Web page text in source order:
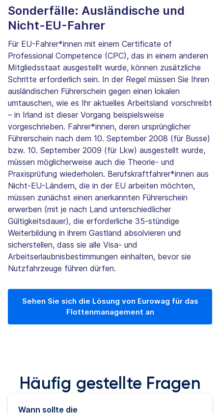
Sonderfälle: Ausländische und
Nicht-EU-Fahrer
Für EU-Fahrer*innen mit einem Certificate of
Professional Competence (CPC), das in einem anderen
Mitgliedsstaat ausgestellt wurde, können zusätzliche
Schritte erforderlich sein. In der Regel müssen Sie Ihren
ausländischen Führerschein gegen einen lokalen
umtauschen, wie es Ihr aktuelles Arbeitsland vorschreibt
– in Irland ist dieser Vorgang beispielsweise
vorgeschrieben. Fahrer*innen, deren ursprünglicher
Führerschein nach dem 10. September 2008 (für Busse)
bzw. 10. September 2009 (für Lkw) ausgestellt wurde,
müssen möglicherweise auch die Theorie- und
Praxisprüfung wiederholen. Berufskraftfahrer*innen aus
Nicht-EU-Ländern, die in der EU arbeiten möchten,
müssen zunächst einen anerkannten Führerschein
erwerben (mit je nach Land unterschiedlicher
Gültigkeitsdauer), die erforderliche 35-stündige
Weiterbildung in ihrem Gastland absolvieren und
sicherstellen, dass sie alle Visa- und
Arbeitserlaubnisbestimmungen einhalten, bevor sie
Nutzfahrzeuge führen dürfen.
Sehen Sie sich die Lösung von Eurowag für das
Flottenmanagement an
Häufig gestellte Fragen
Wann sollte die